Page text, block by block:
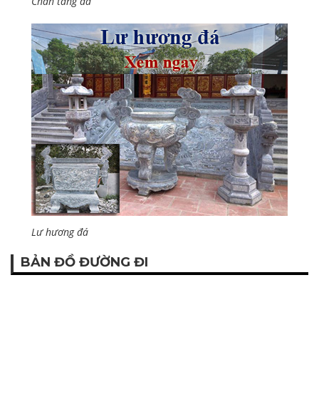
Lư hương đá
BẢN ĐỒ ĐƯỜNG ĐI